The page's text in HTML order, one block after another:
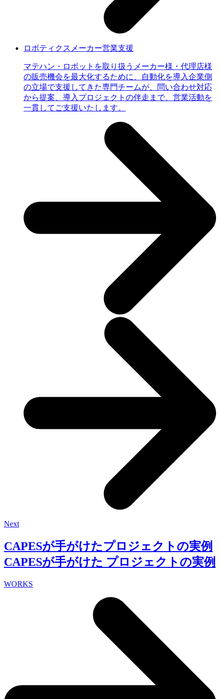
ロボティクスメーカー営業支援
マテハン・ロボットを取り扱うメーカー様・代理店様
の販売機会を最大化するために、自動化を導入企業側
の立場で支援してきた専門チームが、問い合わせ対応
から提案、導入プロジェクトの伴走まで、営業活動を
一貫してご支援いたします。
Next
CAPESが手がけたプロジェクトの実例
CAPESが手がけた プロジェクトの実例
WORKS